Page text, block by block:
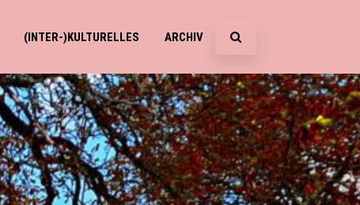
(INTER-)KULTURELLES ARCHIV